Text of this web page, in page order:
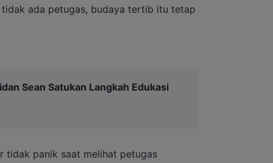
ada petugas, budaya tertib itu tetap
Sean Satukan Langkah Edukasi
tidak panik saat melihat petugas